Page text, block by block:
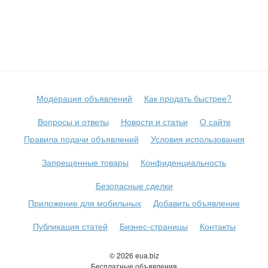
© 2026 eua.biz
Бесплатные объявления
Модерация объявлений
Как продать быстрее?
Вопросы и ответы
Новости и статьи
О сайте
Правила подачи объявлений
Условия использования
Запрещенные товары
Конфиденциальность
Безопасные сделки
Приложение для мобильных
Добавить объявление
Публикация статей
Бизнес-страницы Контакты